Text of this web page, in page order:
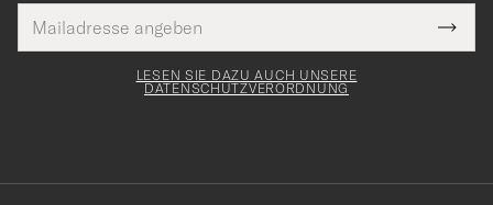
Mail
Adresse
Tack
för
dig
LESEN SIE DAZU AUCH UNSERE
DATENSCHUTZVERORDNUNG